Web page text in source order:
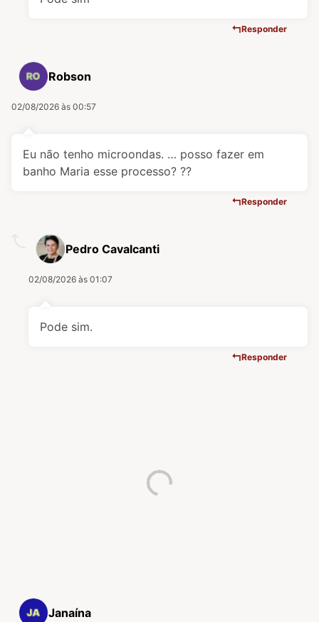
Responder
Robson
02/08/2026 às 00:57
Eu não tenho microondas. … posso fazer em
banho Maria esse processo? ??
Responder
Pedro Cavalcanti
02/08/2026 às 01:07
Pode sim.
Responder
Janaína